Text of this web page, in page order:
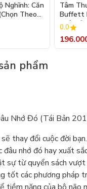
Nghĩnh: Căn
Theo
Sticker
Tâm
Buffett
(Tái Bản
0.0
phẩm
Nhớ Đó (Tái Bản
thay đổi cuộc đời
đâu nhớ đó hay xuất
sự từ quyển sách
tốt các phương pháp